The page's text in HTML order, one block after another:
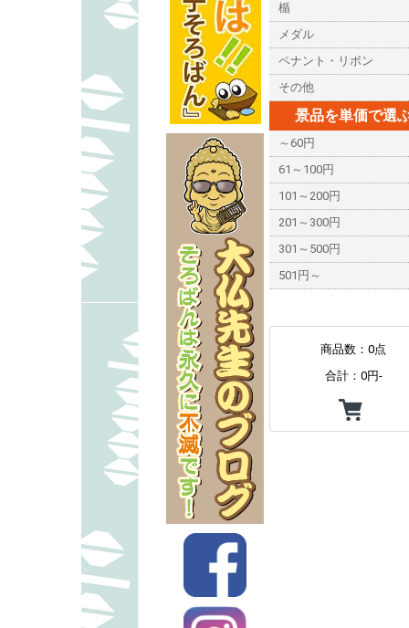
楯
メダル
ペナント・リボン
その他
景品を単価で選
～60円
61～100円
101～200円
201～300円
301～500円
501円～
商品数：0点
合計： 0円-